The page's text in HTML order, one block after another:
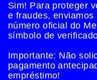
Sim! Para proteger
e fraudes,
número oficial do
símbolo de
Importante: Não
pagamento
empréstimo!